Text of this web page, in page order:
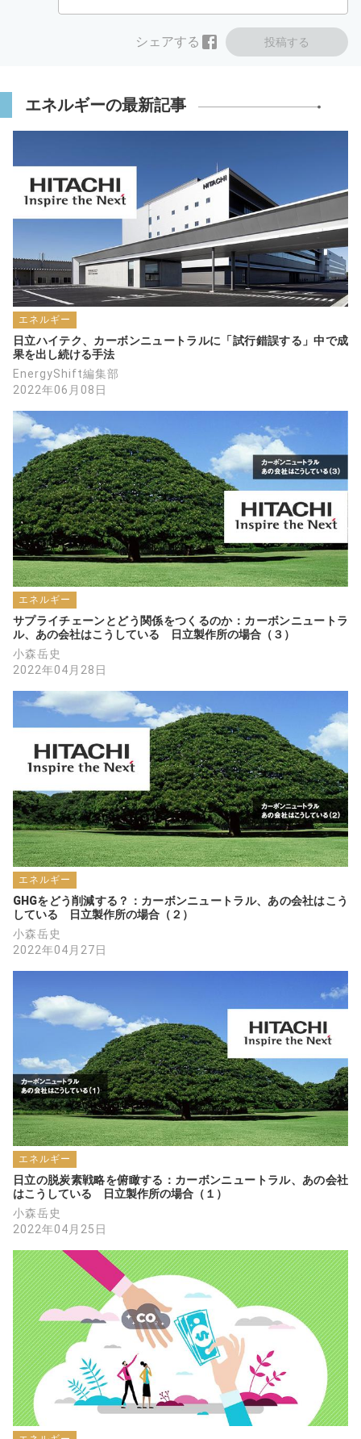
投稿する
シェアする
エネルギーの最新記事
エネルギー
日立ハイテク、カーボンニュートラルに「試行錯誤する」中で成
果を出し続ける手法
EnergyShift編集部
2022年06月08日
エネルギー
サプライチェーンとどう関係をつくるのか：カーボンニュートラ
ル、あの会社はこうしている　日立製作所の場合（３）
小森岳史
2022年04月28日
エネルギー
GHGをどう削減する？：カーボンニュートラル、あの会社はこう
している　日立製作所の場合（２）
小森岳史
2022年04月27日
エネルギー
日立の脱炭素戦略を俯瞰する：カーボンニュートラル、あの会社
はこうしている　日立製作所の場合（１）
小森岳史
2022年04月25日